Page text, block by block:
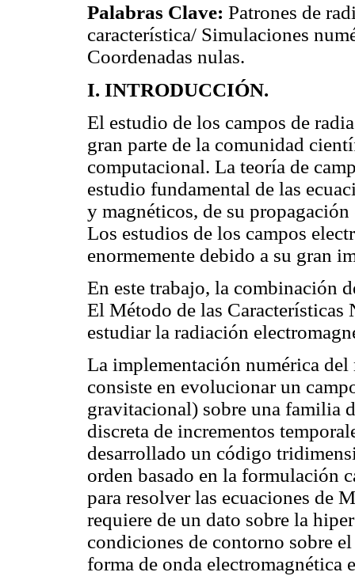
Palabras Clave: Patrones de
característica/ Simulaciones
Coordenadas nulas.
I. INTRODUCCIÓN.
El estudio de los campos de
gran parte de la comunidad
computacional. La teoría de
estudio fundamental de las
y magnéticos, de su
Los estudios de los campos
enormemente debido a su gran
En este trabajo, la combinación
El Método de las
estudiar la radiación
La implementación numérica del
consiste en evolucionar un
gravitacional) sobre una familia
discreta de incrementos
desarrollado un código
orden basado en la formulación
para resolver las ecuaciones de
requiere de un dato sobre la
condiciones de contorno sobre
forma de onda